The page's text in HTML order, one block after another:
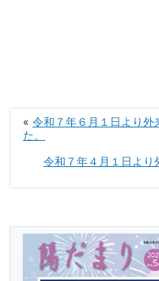
« 令和７年６月１日より外
た。
令和７年４月１日より